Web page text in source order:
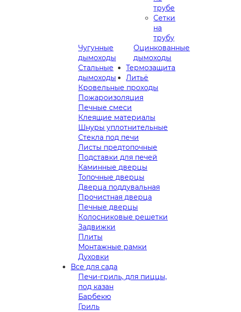
трубе
Сетки
на
трубу
Чугунные
дымоходы
Оцинкованные
дымоходы
Стальные
дымоходы
Термозащита
Кровельные проходы
Пожароизоляция
Печные смеси
Клеящие материалы
Шнуры уплотнительные
Стекла под печи
Листы предтопочные
Подставки для печей
Литьё
Каминные дверцы
Топочные дверцы
Дверца поддувальная
Прочистная дверца
Печные дверцы
Колосниковые решетки
Задвижки
Плиты
Монтажные рамки
Духовки
Все для сада
Печи-гриль, для пиццы,
под казан
Барбекю
Гриль